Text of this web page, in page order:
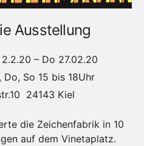
Ausstellung
– Do 27.02.20
So 15 bis 18Uhr
24143 Kiel
die Zeichenfabrik in 10
auf dem Vinetaplatz.